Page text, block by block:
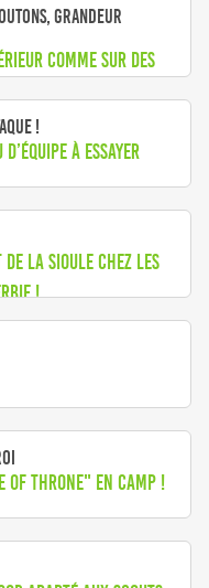
grandeur
comme sur des
!
à essayer
de la Sioule chez les
!
of Throne" en camp !